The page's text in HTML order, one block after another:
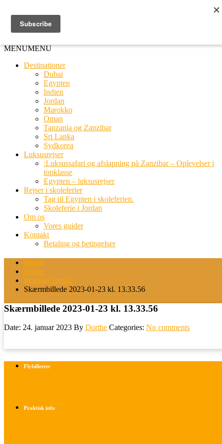
MENUMENU
Destinationer
Dubai
Egypten
Indien
Jordan
Marokko
Oman
Tanzania og Zanzibar
Sri Lanka
Sydkorea
Luksusrejser
:Luksussafari og afslapning på Zanzibar – Oplevelser i
topklasse
Egypten – luksusrejser
Rejser i skoleferier
Tag til Egypten i skoleferien.
Skoleferie i Jordan
Om os
Vores guider
Kontakt
Betaling og betingelser
Home
Medie
Magiske Oman
Skærmbillede 2023-01-23 kl. 13.33.56
Skærmbillede 2023-01-23 kl. 13.33.56
Date: 24. januar 2023 By Dorthe Categories: No comments
Flybilletter
Praktisk info